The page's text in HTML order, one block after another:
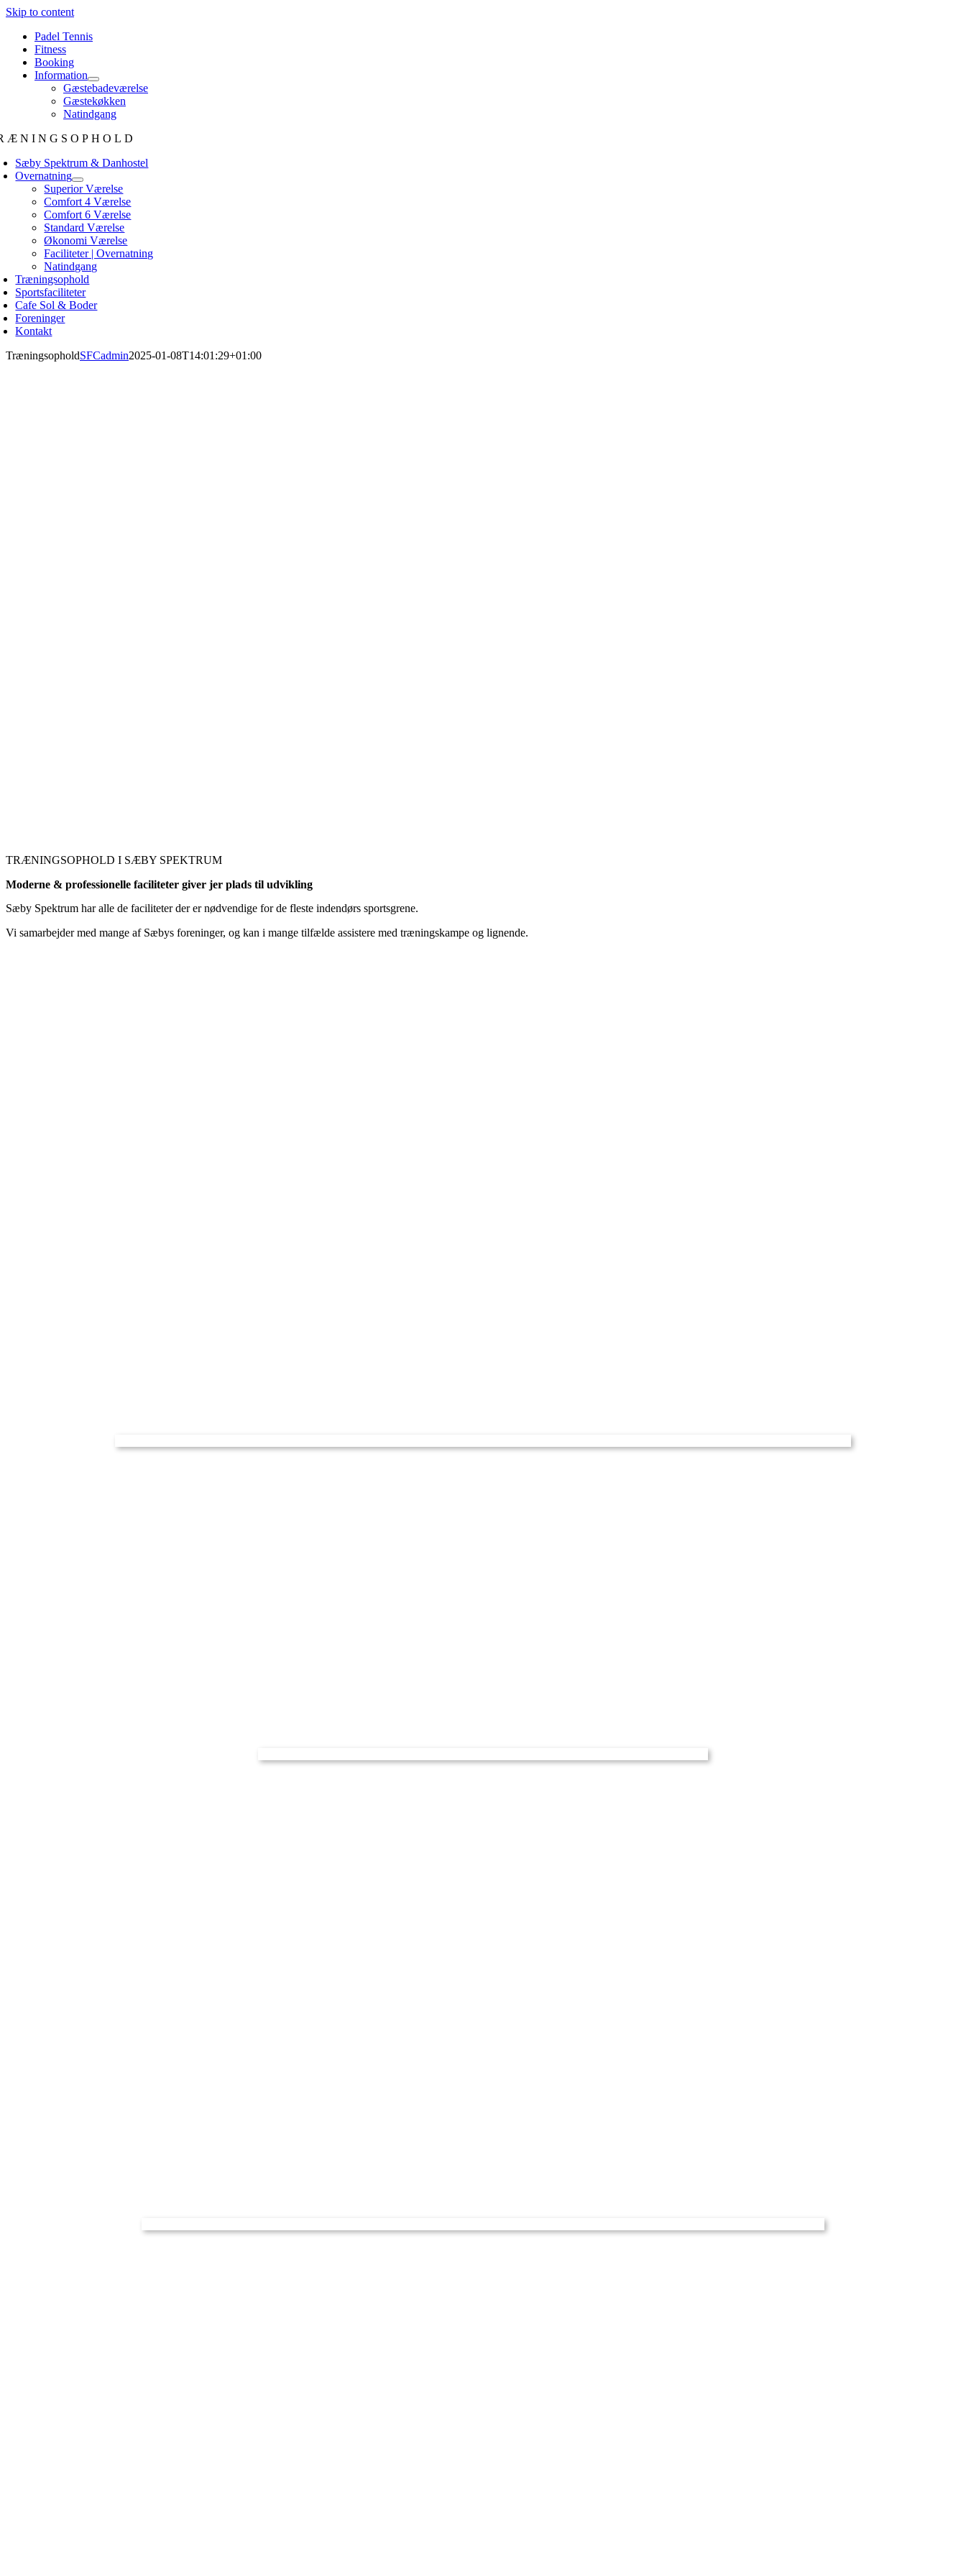
Skip to content
Padel Tennis
Fitness
Booking
Information
Gæstebadeværelse
Gæstekøkken
Natindgang
Sæby Spektrum & Danhostel
Overnatning
Superior Værelse
Comfort 4 Værelse
Comfort 6 Værelse
Standard Værelse
Økonomi Værelse
Faciliteter | Overnatning
Natindgang
Træningsophold
Sportsfaciliteter
Cafe Sol & Boder
Foreninger
Kontakt
TræningsopholdSFCadmin2025-01-08T14:01:29+01:00
TRÆNINGSOPHOLD I SÆBY SPEKTRUM
Moderne & professionelle faciliteter giver jer plads til udvikling
Sæby Spektrum har alle de faciliteter der er nødvendige for de fleste indendørs sportsgrene.
Vi samarbejder med mange af Sæbys foreninger, og kan i mange tilfælde assistere med træningskampe og lignende.